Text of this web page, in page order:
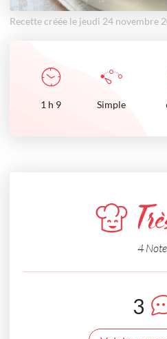
Recette créée le jeudi 24 novembre
1 h 9 Simple
4
3